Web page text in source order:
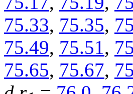
75.33, 75.35,
75.49, 75.51,
75.65, 75.67,